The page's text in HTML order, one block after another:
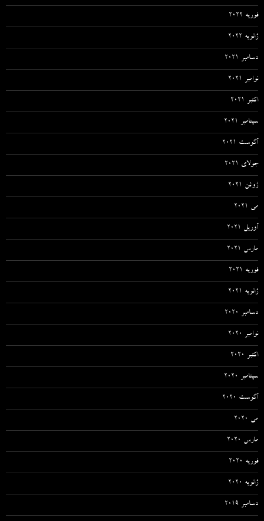
فوریه 2022
ژانویه 2022
دسامبر 2021
نوامبر 2021
اکتبر 2021
سپتامبر 2021
آگوست 2021
جولای 2021
ژوئن 2021
می 2021
آوریل 2021
مارس 2021
فوریه 2021
ژانویه 2021
دسامبر 2020
نوامبر 2020
اکتبر 2020
سپتامبر 2020
آگوست 2020
می 2020
مارس 2020
فوریه 2020
ژانویه 2020
دسامبر 2019